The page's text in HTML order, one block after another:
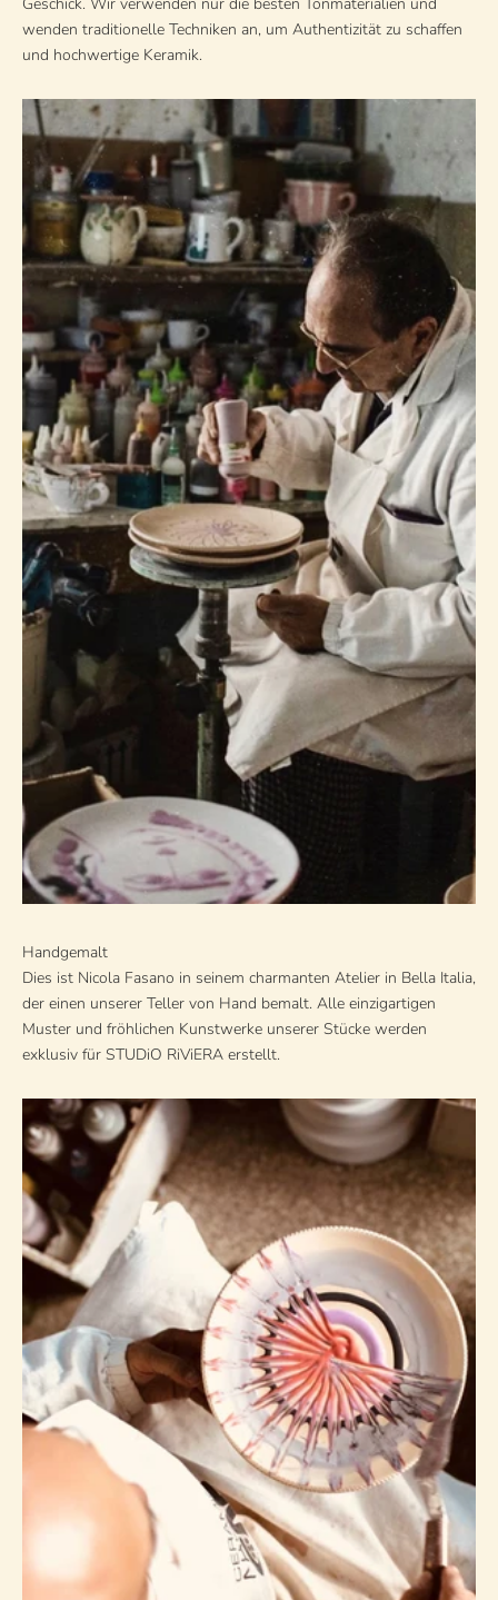
wenden traditionelle Techniken an, um Authentizität zu schaffen
und hochwertige Keramik.
Handgemalt
Dies ist Nicola Fasano in seinem charmanten Atelier in Bella Italia,
der einen unserer Teller von Hand bemalt. Alle einzigartigen
Muster und fröhlichen Kunstwerke unserer Stücke werden
exklusiv für STUDiO RiViERA erstellt.